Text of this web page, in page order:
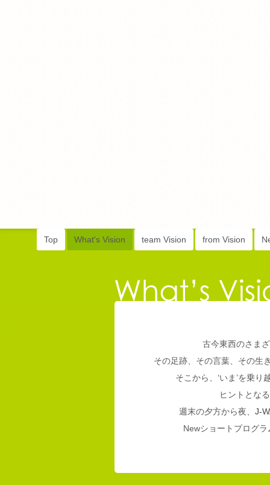
Top What's Vision team Vision from Vision
古今東西のさま
その足跡、その言葉、その生
そこから、‘いま’を乗
ヒントとな
週末の夕方から夜、 J-
Newショートプログ